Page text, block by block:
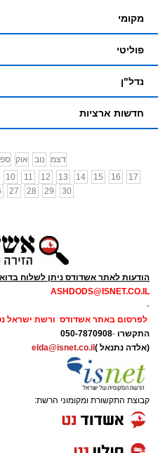
מקומי
פוליטי
נדל"ן
חדשות ארציות
אוק נוב
דצמ
10 11 12 13 14 15 16
17
27 28 29 30
הודעות לאתר אשדודס ניתן לשלוח
ASHDODS@ISNET.CO.IL
-
לפרסום באתר אשדודס ורשת ישראל
התקשרו -
050-7870908
(אלדה נתנאל ) elda@isnet.co.il
קבוצת התקשורת ומקומוני הרשת: